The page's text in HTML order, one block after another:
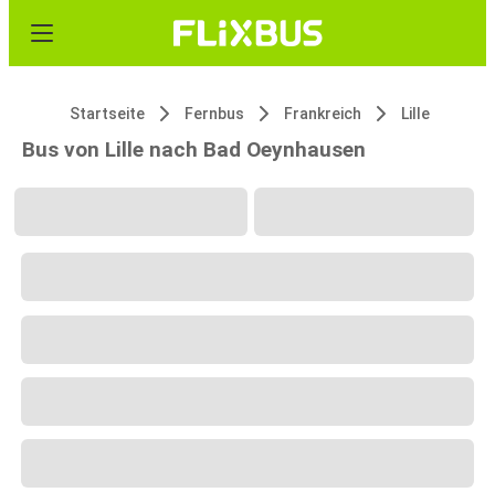
Startseite Fernbus Frankreich Lille
Bus von Lille nach Bad Oeynhausen